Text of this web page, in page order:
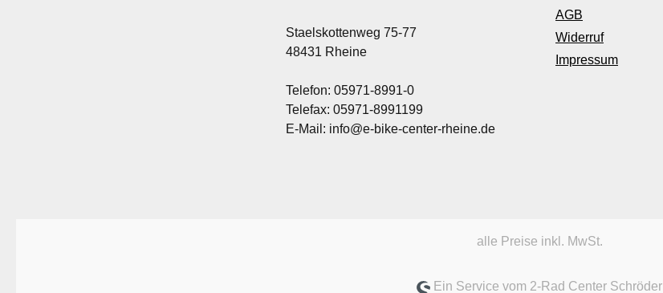
Staelskottenweg 75-77
48431 Rheine
Telefon: 05971-8991-0
Telefax: 05971-8991199
E-Mail: info@e-bike-center-rheine.de
AGB
Widerruf
Impressum
alle Preise inkl. MwSt.
Ein Service vom 2-Rad Center Schröder